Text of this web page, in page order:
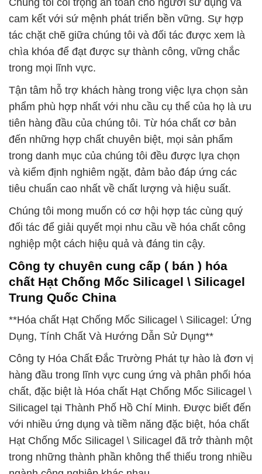
Chúng tôi coi trọng an toàn cho người sử dụng và
cam kết với sứ mệnh phát triển bền vững. Sự hợp
tác chặt chẽ giữa chúng tôi và đối tác được xem là
chìa khóa để đạt được sự thành công, vững chắc
trong mọi lĩnh vực.
Tận tâm hỗ trợ khách hàng trong việc lựa chọn sản
phẩm phù hợp nhất với nhu cầu cụ thể của họ là ưu
tiên hàng đầu của chúng tôi. Từ hóa chất cơ bản
đến những hợp chất chuyên biệt, mọi sản phẩm
trong danh mục của chúng tôi đều được lựa chọn
và kiểm định nghiêm ngặt, đảm bảo đáp ứng các
tiêu chuẩn cao nhất về chất lượng và hiệu suất.
Chúng tôi mong muốn có cơ hội hợp tác cùng quý
đối tác để giải quyết mọi nhu cầu về hóa chất công
nghiệp một cách hiệu quả và đáng tin cậy.
Công ty chuyên cung cấp ( bán ) hóa
chất Hạt Chống Mốc Silicagel \ Silicagel
Trung Quốc China
**Hóa chất Hạt Chống Mốc Silicagel \ Silicagel: Ứng
Dụng, Tính Chất Và Hướng Dẫn Sử Dụng**
Công ty Hóa Chất Đắc Trường Phát tự hào là đơn vị
hàng đầu trong lĩnh vực cung ứng và phân phối hóa
chất, đặc biệt là Hóa chất Hạt Chống Mốc Silicagel \
Silicagel tại Thành Phố Hồ Chí Minh. Được biết đến
với nhiều ứng dụng và tiềm năng đặc biệt, hóa chất
Hạt Chống Mốc Silicagel \ Silicagel đã trở thành một
trong những thành phần không thể thiếu trong nhiều